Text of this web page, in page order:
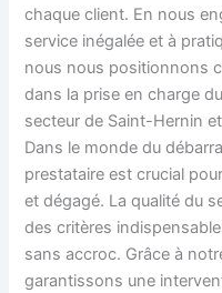
chaque client. En nous
service inégalée et à
nous nous positionnons
dans la prise en charge
secteur de Saint-Hernin
Dans le monde du
prestataire est crucial
et dégagé. La qualité du
des critères
sans accroc. Grâce à
garantissons une